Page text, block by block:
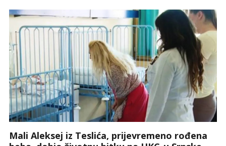
Mali Aleksej iz Teslića, prijevremeno rođena